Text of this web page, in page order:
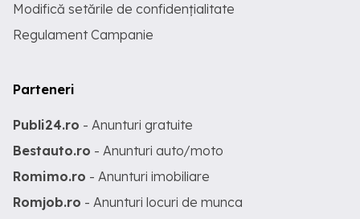
Modifică setările de confidențialitate
Regulament Campanie
Parteneri
Publi24.ro - Anunturi gratuite
Bestauto.ro - Anunturi auto/moto
Romimo.ro - Anunturi imobiliare
Romjob.ro - Anunturi locuri de munca